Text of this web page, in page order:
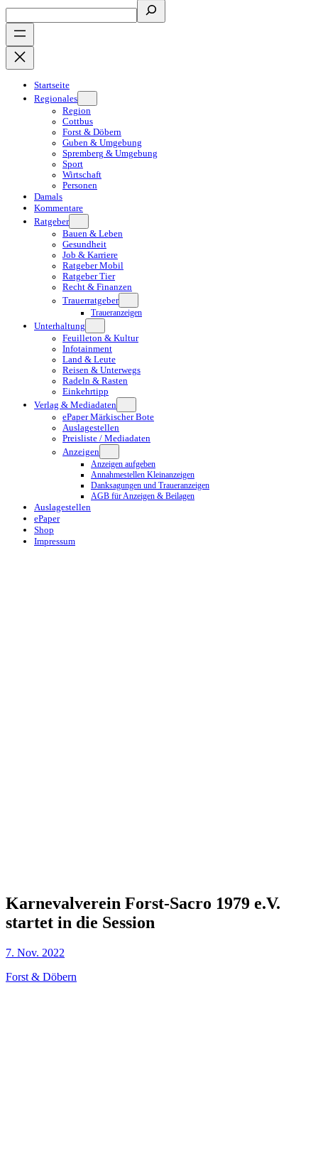
Startseite
Regionales
Region
Cottbus
Forst & Döbern
Guben & Umgebung
Spremberg & Umgebung
Sport
Wirtschaft
Personen
Damals
Kommentare
Ratgeber
Bauen & Leben
Gesundheit
Job & Karriere
Ratgeber Mobil
Ratgeber Tier
Recht & Finanzen
Trauerratgeber
Traueranzeigen
Unterhaltung
Feuilleton & Kultur
Infotainment
Land & Leute
Reisen & Unterwegs
Radeln & Rasten
Einkehrtipp
Verlag & Mediadaten
ePaper Märkischer Bote
Auslagestellen
Preisliste / Mediadaten
Anzeigen
Anzeigen aufgeben
Annahmestellen Kleinanzeigen
Danksagungen und Traueranzeigen
AGB für Anzeigen & Beilagen
Auslagestellen
ePaper
Shop
Impressum
Karnevalverein Forst-Sacro 1979 e.V.
startet in die Session
7. Nov. 2022
Forst & Döbern